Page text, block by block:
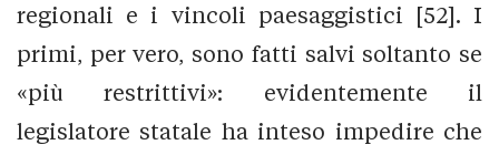
regionali e i vincoli paesaggistici [52]. I
primi, per vero, sono fatti salvi soltanto se
«più restrittivi»: evidentemente il
legislatore statale ha inteso impedire che